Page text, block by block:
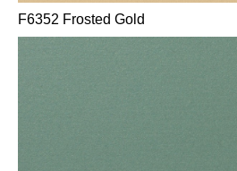
F6352 Frosted Gold